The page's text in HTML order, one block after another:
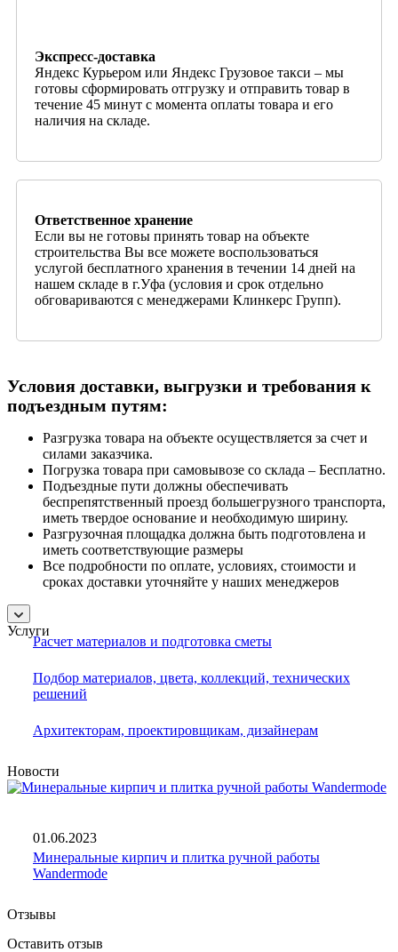
Экспресс-доставка
Яндекс Курьером или Яндекс Грузовое такси – мы
готовы сформировать отгрузку и отправить товар в
течение 45 минут с момента оплаты товара и его
наличия на складе.
Ответственное хранение
Если вы не готовы принять товар на объекте
строительства Вы все можете воспользоваться
услугой бесплатного хранения в течении 14 дней на
нашем складе в г.Уфа (условия и срок отдельно
обговариваются с менеджерами Клинкерс Групп).
Условия доставки, выгрузки и требования к
подъездным путям:
Разгрузка товара на объекте осуществляется за счет и
силами заказчика.
Погрузка товара при самовывозе со склада – Бесплатно.
Подъездные пути должны обеспечивать
беспрепятственный проезд большегрузного транспорта,
иметь твердое основание и необходимую ширину.
Разгрузочная площадка должна быть подготовлена и
иметь соответствующие размеры
Все подробности по оплате, условиях, стоимости и
сроках доставки уточняйте у наших менеджеров
Услуги
Расчет материалов и подготовка сметы
Подбор материалов, цвета, коллекций, технических
решений
Архитекторам, проектировщикам, дизайнерам
Новости
01.06.2023
Минеральные кирпич и плитка ручной работы
Wandermode
Отзывы
Оставить отзыв